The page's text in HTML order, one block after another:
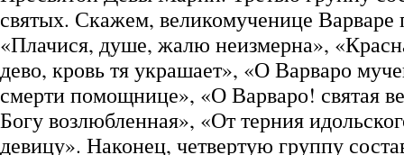
святых. Скажем, великомученице
«Плачися, душе, жалю неизмерна»,
дево, кровь тя украшает», «О Варваро
смерти помощнице», «О Варваро! святая
Богу возлюбленная», «От терния
девицу». Наконец, четвертую группу